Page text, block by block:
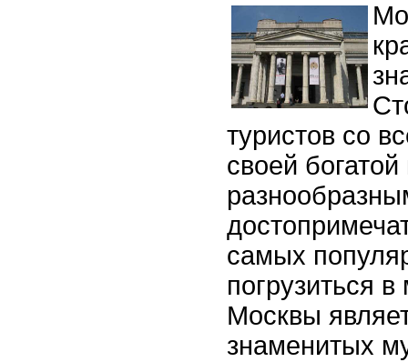
туристов со
своей богатой
самых
погрузиться
Москвы
знаменитых